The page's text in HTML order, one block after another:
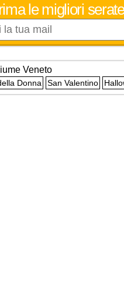
le migliori
Veneto
Donna San Valentino